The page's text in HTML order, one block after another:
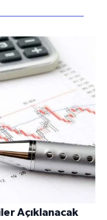
Açıklanacak